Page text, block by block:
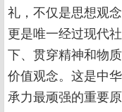
礼，不仅是思想观
更是唯一经过现代
下、贯穿精神和物
价值观念。这是中
承力最顽强的重要原